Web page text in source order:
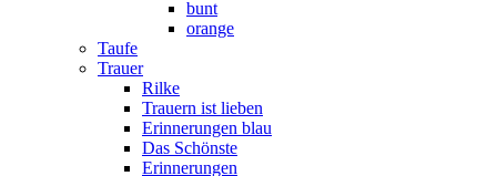
bunt
orange
Taufe
Trauer
Rilke
Trauern ist lieben
Erinnerungen blau
Das Schönste
Erinnerungen